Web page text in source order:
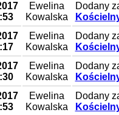
Ewelina
Kowalska
Dodany
Ewelina
Kowalska
Dodany
Ewelina
Kowalska
Dodany
Ewelina
Kowalska
Dodany